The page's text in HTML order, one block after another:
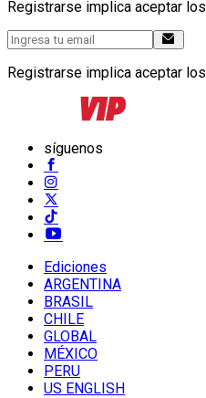
Registrarse implica aceptar los
Registrarse implica aceptar los
síguenos
Ediciones
ARGENTINA
BRASIL
CHILE
GLOBAL
MÉXICO
PERU
US ENGLISH